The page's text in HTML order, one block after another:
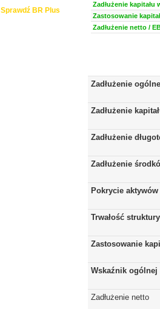
Zadłużenie kapitału
Zastosowanie
Zadłużenie netto /
Zadłużenie ogólne
Zadłużenie
Zadłużenie
Zadłużenie
Pokrycie aktywów
Trwałość
Zastosowanie
Wskaźnik
Zadłużenie netto
Sprawdź BR Plus